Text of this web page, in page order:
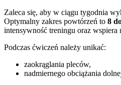
Zaleca się, aby w ciągu tygodnia
Optymalny zakres powtórzeń to 8
intensywność treningu oraz
Podczas ćwiczeń należy unikać:
zaokrąglania pleców,
nadmiernego obciążania